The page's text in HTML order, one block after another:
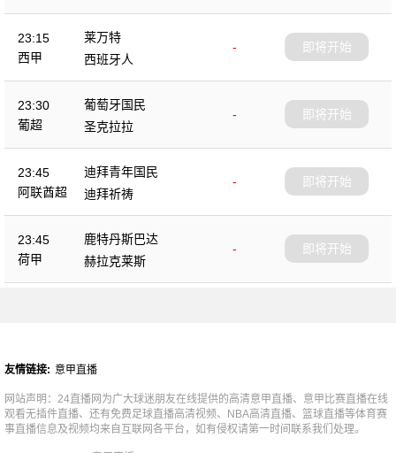
23:15
西甲
莱万特
-
西班牙人
即将开始
23:30
葡超
葡萄牙国民
-
圣克拉拉
即将开始
23:45
阿联酋超
迪拜青年国民
-
迪拜祈祷
即将开始
23:45
荷甲
鹿特丹斯巴达
-
赫拉克莱斯
即将开始
友情链接: 意甲直播
网站声明：24直播网为广大球迷朋友在线提供的高清意甲直播、意甲比赛直播在线
观看无插件直播、还有免费足球直播高清视频、NBA高清直播、篮球直播等体育赛
事直播信息及视频均来自互联网各平台，如有侵权请第一时间联系我们处理。